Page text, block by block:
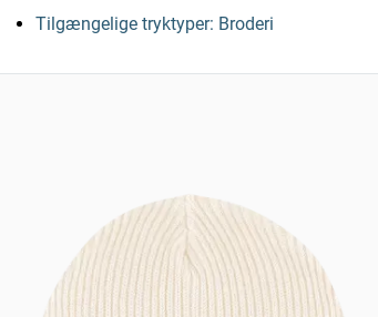
Tilgængelige tryktyper: Broderi